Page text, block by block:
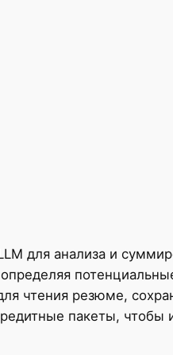
для анализа и
чтения резюме,
пакеты, чтобы